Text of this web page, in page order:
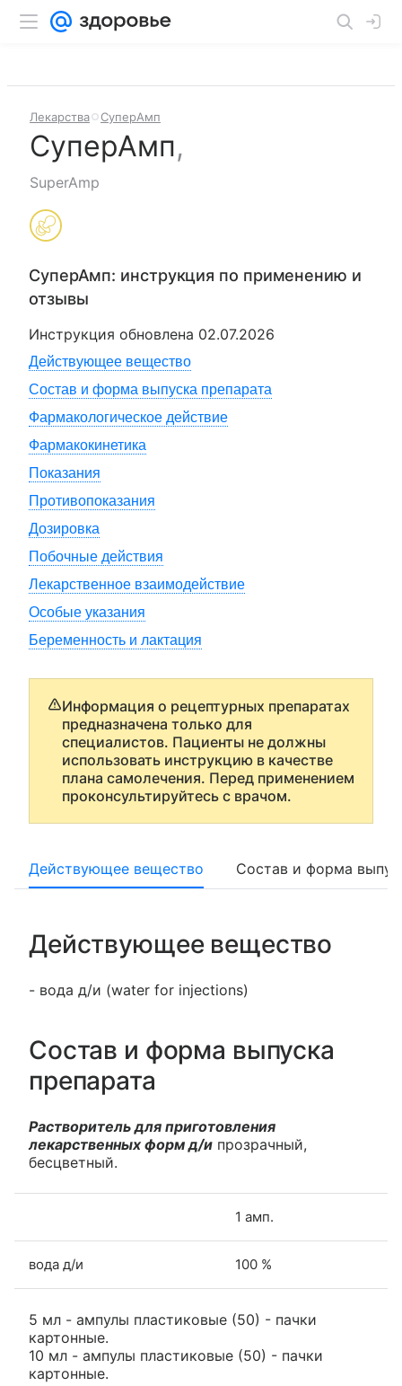
Лекарства СуперАмп
СуперАмп,
SuperAmp
СуперАмп: инструкция по применению и
отзывы
Инструкция обновлена 02.07.2026
Действующее вещество
Состав и форма выпуска препарата
Фармакологическое действие
Фармакокинетика
Показания
Противопоказания
Дозировка
Побочные действия
Лекарственное взаимодействие
Особые указания
Беременность и лактация
Информация о рецептурных препаратах
предназначена только для
специалистов. Пациенты не должны
использовать инструкцию в качестве
плана самолечения. Перед применением
проконсультируйтесь с врачом.
Действующее вещество Состав и форма
Действующее вещество
- вода д/и (water for injections)
Состав и форма выпуска
препарата
Растворитель для приготовления
лекарственных форм д/и прозрачный,
бесцветный.
1 амп.
вода д/и 100 %
5 мл - ампулы пластиковые (50) - пачки
картонные.
10 мл - ампулы пластиковые (50) - пачки
картонные.